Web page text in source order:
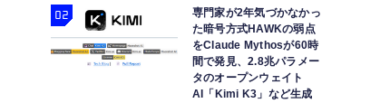
専門家が2年気づかなかっ
た暗号方式HAWKの弱点
をClaude Mythosが60時
間で発見、2.8兆パラメー
タのオープンウェイト
AI「Kimi K3」など生成